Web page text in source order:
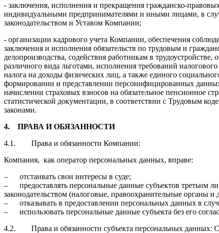
- заключения, исполнения и прекращения гражданско-
индивидуальными предпринимателями и иными лицами, в
законодательством и Уставом Компании;
- организации кадрового учета Компании, обеспечения
заключения и исполнения обязательств по трудовым и
делопроизводства, содействия работникам в
различного вида льготами, исполнения требований
налога на доходы физических лиц, а также единого
формировании и представлении персонифицированных
начислении страховых взносов на обязательное пенсионное
статистической документации, в соответствии с Трудовым
законами.
4. ПРАВА И ОБЯЗАННОСТИ
4.1. Права и обязанности Компании:
Компания, как оператор персональных данных, вправе:
– отстаивать свои интересы в суде;
– предоставлять персональные данные субъектов третьим
законодательством (налоговые, правоохранительные органы и
– отказывать в предоставлении персональных данных в
– использовать персональные данные субъекта без его
4.2. Права и обязанности субъекта персональных данных: